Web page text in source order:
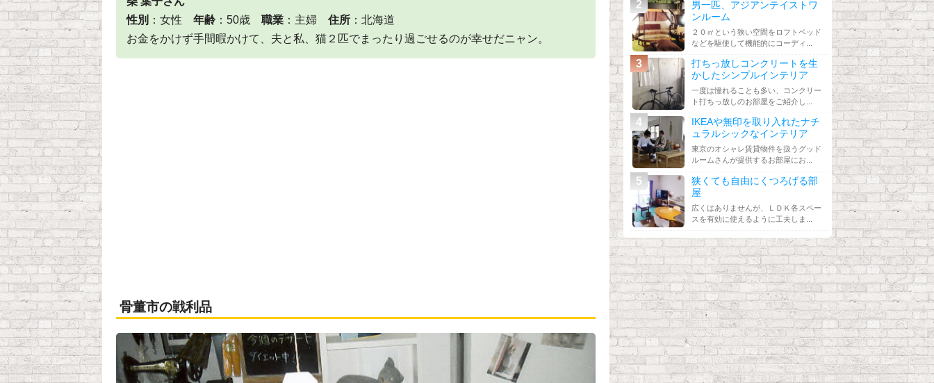
性別 ：女性 年齢 ：50歳 職業 ：主婦 住所 ：北海道
お金をかけず手間暇かけて、夫と私、猫２匹でまったり過ごせるのが幸せだニャン。
骨董市の戦利品
男一匹、アジアンテイストワ
ンルーム
２０㎡という狭い空間をロフトベッド
などを駆使して機能的にコーディ...
打ちっ放しコンクリートを生
かしたシンプルインテリア
一度は憧れることも多い、コンクリー
ト打ちっ放しのお部屋をご紹介し...
IKEAや無印を取り入れたナチ
ュラルシックなインテリア
東京のオシャレ賃貸物件を扱うグッド
ルームさんが提供するお部屋にお...
狭くても自由にくつろげる部
屋
広くはありませんが、ＬＤＫ各スペー
スを有効に使えるように工夫しま...